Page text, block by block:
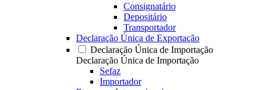
Consignatário
Depositário
Transportador
Declaração Única de Exportação
Declaração Única de Importação
Declaração Única de Importação
Sefaz
Importador